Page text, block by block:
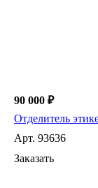
90 000 ₽
Отделитель
Арт. 93636
Заказать